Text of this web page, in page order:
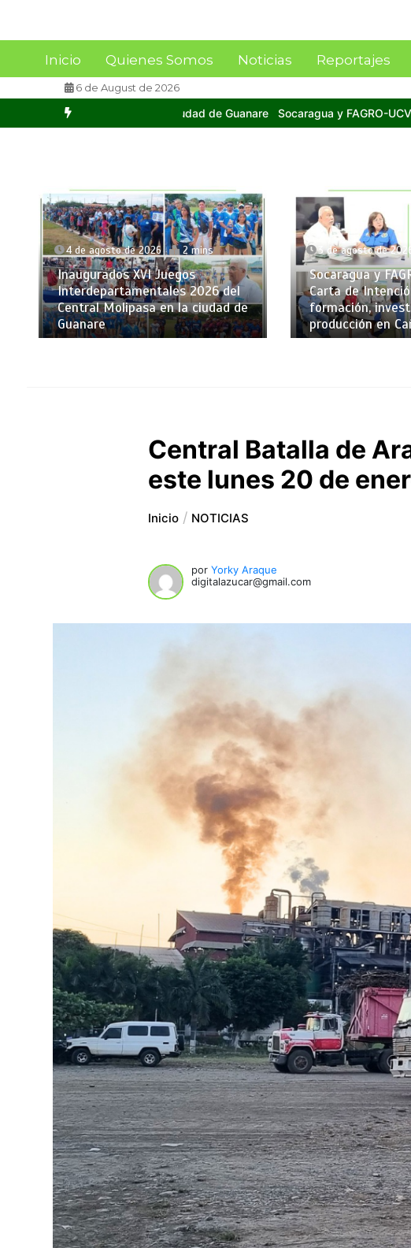
Inicio Quienes Somos Noticias Reportajes
6 de August de 2026
Socaragua y FAGRO-UCV firman Carta de Intención para impulsar
4 de agosto de 2026 2 mins
Inaugurados XVI Juegos
Interdepartamentales 2026 del
Central Molipasa en la ciudad de
Guanare
3 de agosto de 2026
Socaragua y
Carta de Intención
formación,
producción en
Central Batalla de
este lunes 20 de
Inicio NOTICIAS
porYorky Araque
digitalazucar@gmail.com